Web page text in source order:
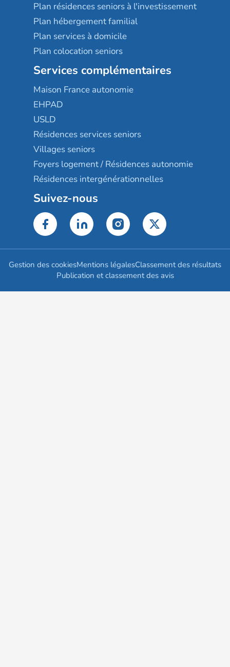
Plan résidences seniors à l'investissement
Plan hébergement familial
Plan services à domicile
Plan colocation seniors
Services complémentaires
Maison France autonomie
EHPAD
USLD
Résidences services seniors
Villages seniors
Foyers logement / Résidences autonomie
Résidences intergénérationnelles
Suivez-nous
Gestion des cookiesMentions légalesClassement des résultats
Publication et classement des avis